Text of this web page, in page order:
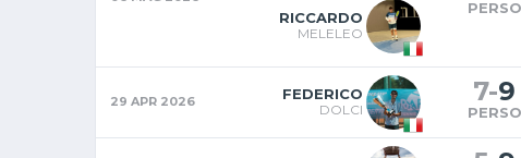
RICCARDO
MELELEO
PERSO
29 APR 2026 FEDERICO
DOLCI
7-9
PERSO